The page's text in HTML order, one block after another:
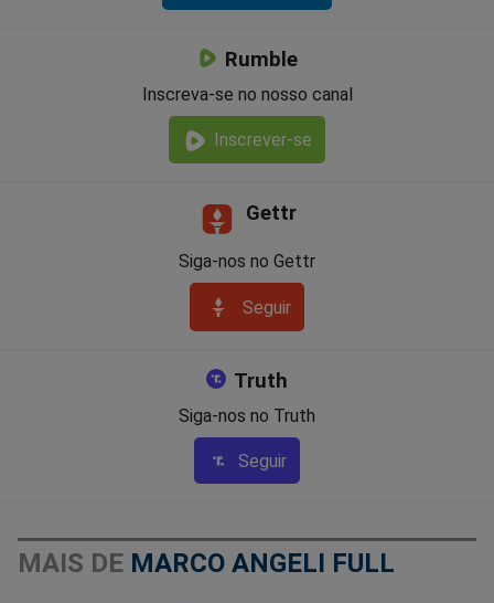
Rumble
Inscreva-se no nosso canal
Inscrever-se
Gettr
Siga-nos no Gettr
Seguir
Truth
Siga-nos no Truth
Seguir
MAIS DE MARCO ANGELI FULL